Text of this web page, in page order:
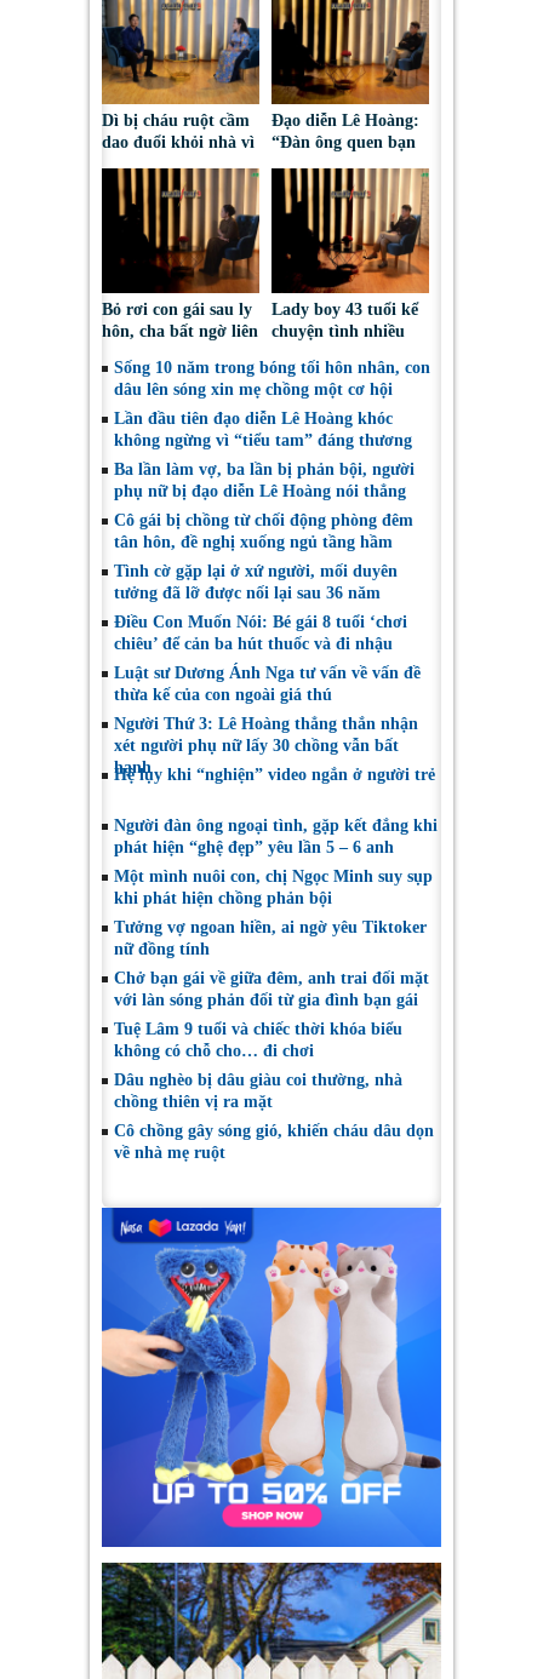
Dì bị cháu ruột cầm
dao đuổi khỏi nhà vì
tranh chấp đất
hương hỏa
Đạo diễn Lê Hoàng:
“Đàn ông quen bạn
vì tiền mà bạn vẫn
cưới thì hỏng bét
rồi”
Bỏ rơi con gái sau ly
hôn, cha bất ngờ liên
tụng cấp dưỡng
Lady boy 43 tuổi kể
chuyện tình nhiều
từng mất niềm tin
vào tình yêu
Sống 10 năm trong bóng tối hôn nhân, con
dâu lên sóng xin mẹ chồng một cơ hội
Lần đầu tiên đạo diễn Lê Hoàng khóc
không ngừng vì “tiểu tam” đáng thương
Ba lần làm vợ, ba lần bị phản bội, người
phụ nữ bị đạo diễn Lê Hoàng nói thẳng
Cô gái bị chồng từ chối động phòng đêm
tân hôn, đề nghị xuống ngủ tầng hầm
Tình cờ gặp lại ở xứ người, mối duyên
tưởng đã lỡ được nối lại sau 36 năm
Điều Con Muốn Nói: Bé gái 8 tuổi ‘chơi
chiêu’ để cản ba hút thuốc và đi nhậu
Luật sư Dương Ánh Nga tư vấn về vấn đề
thừa kế của con ngoài giá thú
Người Thứ 3: Lê Hoàng thẳng thắn nhận
xét người phụ nữ lấy 30 chồng vẫn bất
hạnh
Hệ lụy khi “nghiện” video ngắn ở người trẻ
Người đàn ông ngoại tình, gặp kết đắng khi
phát hiện “ghệ đẹp” yêu lần 5 – 6 anh
Một mình nuôi con, chị Ngọc Minh suy sụp
khi phát hiện chồng phản bội
Tưởng vợ ngoan hiền, ai ngờ yêu Tiktoker
nữ đồng tính
Chở bạn gái về giữa đêm, anh trai đối mặt
với làn sóng phản đối từ gia đình bạn gái
Tuệ Lâm 9 tuổi và chiếc thời khóa biểu
không có chỗ cho… đi chơi
Dâu nghèo bị dâu giàu coi thường, nhà
chồng thiên vị ra mặt
Cô chồng gây sóng gió, khiến cháu dâu dọn
về nhà mẹ ruột